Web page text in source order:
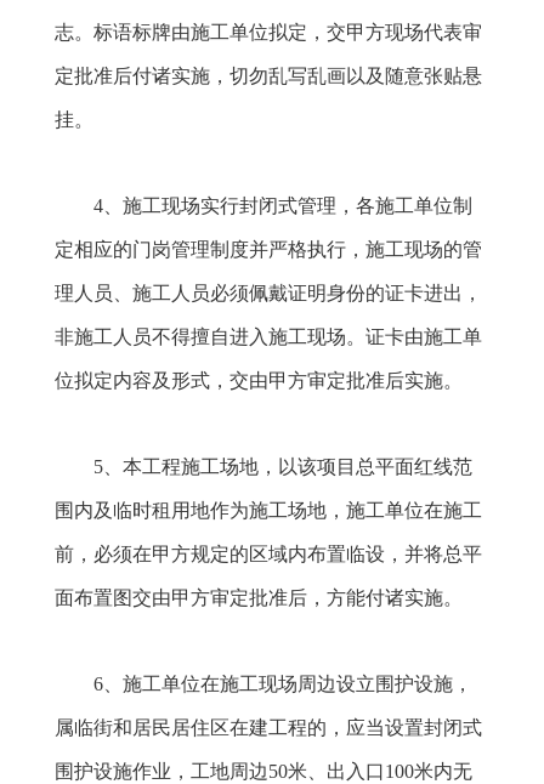
志。标语标牌由施工单位拟定，交甲方现场代表审
定批准后付诸实施，切勿乱写乱画以及随意张贴悬
挂。
4、施工现场实行封闭式管理，各施工单位制
定相应的门岗管理制度并严格执行，施工现场的管
理人员、施工人员必须佩戴证明身份的证卡进出，
非施工人员不得擅自进入施工现场。证卡由施工单
位拟定内容及形式，交由甲方审定批准后实施。
5、本工程施工场地，以该项目总平面红线范
围内及临时租用地作为施工场地，施工单位在施工
前，必须在甲方规定的区域内布置临设，并将总平
面布置图交由甲方审定批准后，方能付诸实施。
6、施工单位在施工现场周边设立围护设施，
属临街和居民居住区在建工程的，应当设置封闭式
围护设施作业，工地周边50米、出入口100米内无